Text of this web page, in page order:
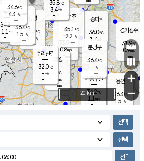
과천
33.9℃
0.8m/s
- mm
용인
36.3℃
1.5m/s
경기광주
31.9℃
0.9m/s
-mm
m/s
의왕
- ℃
-m/s
-mm
mm
광명
35.7 ℃
3.1 m/s
-mm
부천
34.8℃
1.1 m/s
-mm
구로
36.4℃
1.5m/s
-mm
송파*
36.0℃
1.7m/s
-mm
서초
35.1℃
2.2m/s
-mm
기흥구갈
36.2℃
1.1m/s
-
수리산길
32.0℃
-m/s
-mm
분당구
36.4℃
-m/s
-mm
34.6℃
4.3m/s
-mm
35.8℃
3.4m/s
-mm
+
−
20 km